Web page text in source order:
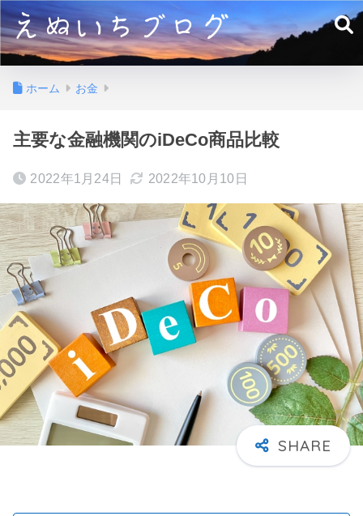
ホーム お金
主要な金融機関のiDeCo商品比較
2022年1月24日 2022年10月10日